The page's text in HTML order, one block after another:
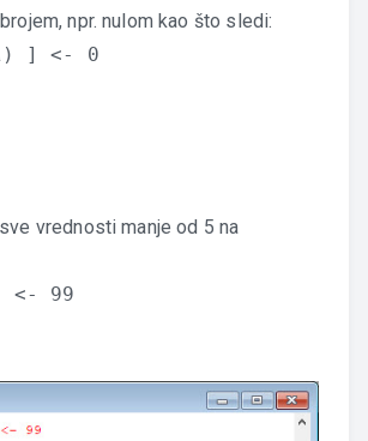
npr. nulom kao što sledi:
] <- 0
vrednosti manje od 5 na
<- 99